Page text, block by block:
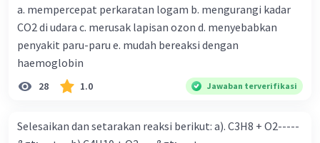
a. mempercepat perkaratan logam b. mengurangi kadar
CO2 di udara c. merusak lapisan ozon d. menyebabkan
penyakit paru-paru e. mudah bereaksi dengan
haemoglobin
28 1.0 Jawaban terverifikasi
Selesaikan dan setarakan reaksi berikut: a). C3H8 + O2-----